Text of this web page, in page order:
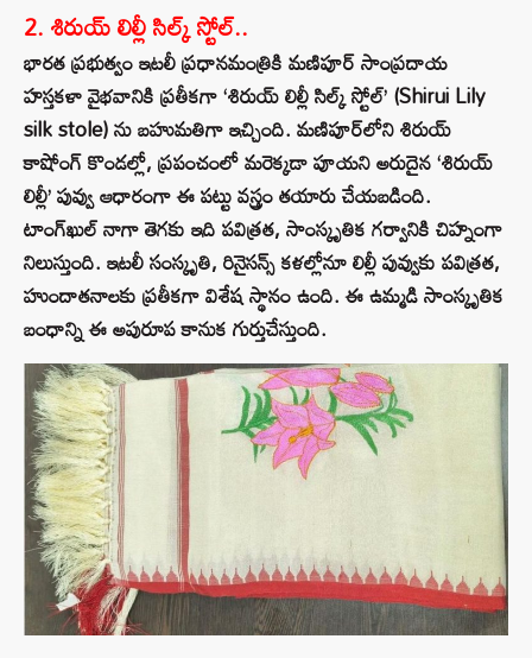
2. శిరుయ్ లిల్లీ సిల్క్ స్టోల్..
భారత ప్రభుత్వం ఇటలీ ప్రధానమంత్రికి మణిపూర్ సాంప్రదాయ
హస్తకళా వైభవానికి ప్రతీకగా ‘శిరుయ్ లిల్లీ సిల్క్ స్టోల్’ (Shirui Lily
silk stole) ను బహుమతిగా ఇచ్చింది. మణిపూర్‌లోని శిరుయ్
కాషోంగ్ కొండల్లో, ప్రపంచంలో మరెక్కడా పూయని అరుదైన ‘శిరుయ్
లిల్లీ’ పువ్వు ఆధారంగా ఈ పట్టు వస్త్రం తయారు చేయబడింది.
టాంగ్‌ఖుల్ నాగా తెగకు ఇది పవిత్రత, సాంస్కృతిక గర్వానికి చిహ్నంగా
నిలుస్తుంది. ఇటలీ సంస్కృతి, రినైసన్స్ కళల్లోనూ లిల్లీ పువ్వుకు పవిత్రత,
హుందాతనాలకు ప్రతీకగా విశేష స్థానం ఉంది. ఈ ఉమ్మడి సాంస్కృతిక
బంధాన్ని ఈ అపురూప కానుక గుర్తుచేస్తుంది.